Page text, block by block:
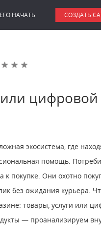
НАЧАТЬ СОЗДАТЬ
или цифровой
экосистема, где
помощь.
покупке. Они охотно
без ожидания курьера.
товары, услуги или
— проанализируем